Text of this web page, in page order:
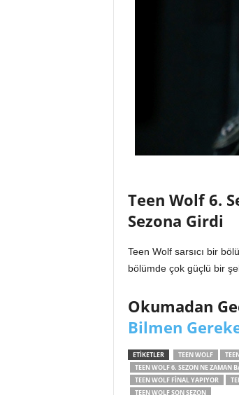
Teen Wolf 6.
Sezona Girdi
Teen Wolf sarsıcı bir
bölümde çok güçlü bir
Okumadan
Bilmen
ETIKETLER TEEN WOLF
TEEN WOLF 6. SEZON NE ZAMAN
TEEN WOLF FINAL YAPIYOR
TEEN WOLF SON SEZON